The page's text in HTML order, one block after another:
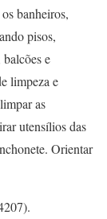
banheiros,
pisos,
e
limpeza e
as
utensílios das
Orientar